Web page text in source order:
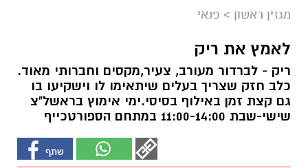
מגזין ראשון > פנאי
לאמץ את ריק
ריק - לברדור מעורב, צעיר,מקסים וחברותי מאוד.
כלב חזק שצריך בעלים שיתאימו לו וישקיעו בו
גם קצת זמן באילוף בסיסי.ימי אימוץ בראשל"צ
שישי-שבת 11:00-14:00 במתחם הספורטכייף